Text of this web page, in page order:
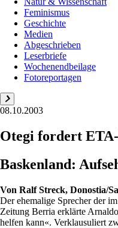
Feminismus
Geschichte
Medien
Abgeschrieben
Leserbriefe
Wochenendbeilage
Fotoreportagen
08.10.2003
Otegi fordert
Baskenland:
Von Ralf Streck, Donostia/
Der ehemalige Sprecher der
Zeitung Berria erklärte
helfen kann«. Verklausuliert